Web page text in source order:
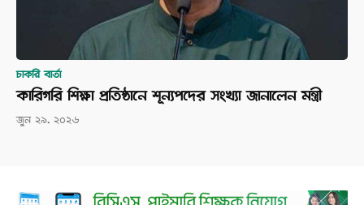
চাকরি বার্তা
কারিগরি শিক্ষা প্রতিষ্ঠানে শূন্যপদের সংখ্যা জানালেন মন্ত্রী
জুন ২৯, ২০২৬